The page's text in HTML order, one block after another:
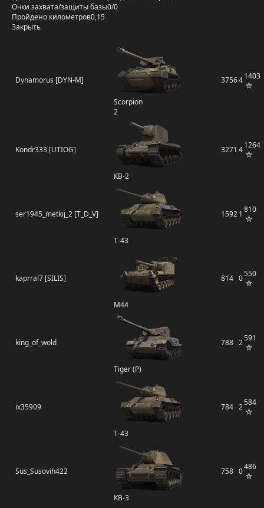
Очки захвата/защиты базы0/0
Пройдено километров0,15
Закрыть
Dynamorus [DYN-M]
Scorpion
2
375641403
Kondr333 [UTIOG]
КВ-2
3271 41264
ser1945_metkij_2 [T_D_V]
Т-43
15921 810
kaprral7 [SILIS]
M44
814 0550
king_of_wold
Tiger (P)
788 2591
ix35909
Т-43
784 2584
Sus_Susovih422
КВ-3
758 0486